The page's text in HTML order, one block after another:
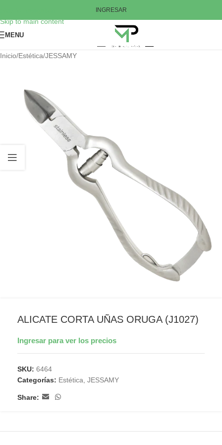
Skip to main content
INGRESAR
MENU
Inicio/Estética/JESSAMY
ALICATE CORTA UÑAS ORUGA (J1027)
Ingresar para ver los precios
SKU: 6464
Categorías: Estética JESSAMY
Share: